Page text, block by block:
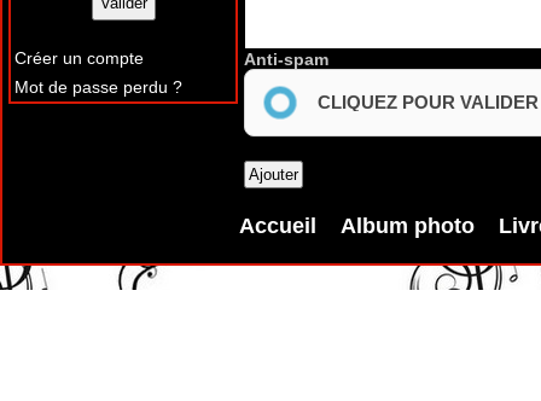
Créer un compte
Mot de passe perdu ?
Anti-spam
CLIQUEZ POUR VALIDER
Accueil Album photo